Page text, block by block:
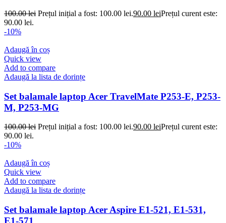
100.00lei Prețul inițial a fost: 100.00 lei.90.00 leiPrețul curent este:
90.00 lei.
-10%
Adaugă în coș
Quick view
Add to compare
Adaugă la lista de dorințe
Set balamale laptop Acer TravelMate P253-E, P253-
M, P253-MG
100.00lei Prețul inițial a fost: 100.00 lei.90.00 leiPrețul curent este:
90.00 lei.
-10%
Adaugă în coș
Quick view
Add to compare
Adaugă la lista de dorințe
Set balamale laptop Acer Aspire E1-521, E1-531,
E1-571